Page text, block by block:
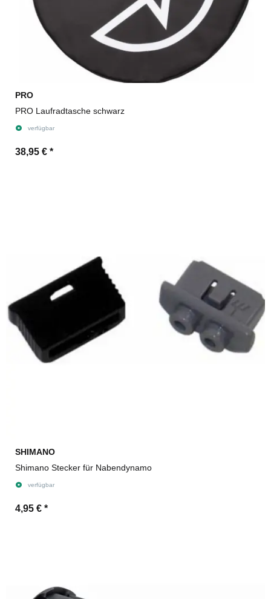
PRO
PRO Laufradtasche schwarz
verfügbar
38,95 € *
SHIMANO
Shimano Stecker für Nabendynamo
verfügbar
4,95 € *